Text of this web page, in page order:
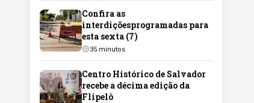
Confira as
interdiçõesprogramadas para
esta sexta (7)
35 minutos
Centro Histórico de Salvador
recebe a décima edição da
Flipelô